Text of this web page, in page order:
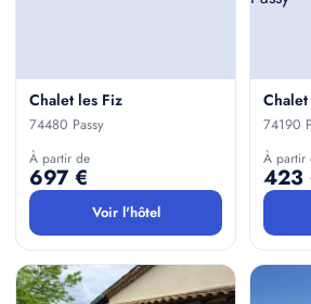
Chalet les Fiz
74480 Passy
À partir de
697 €
Voir l'hôtel
Chalet
74190
À partir
423